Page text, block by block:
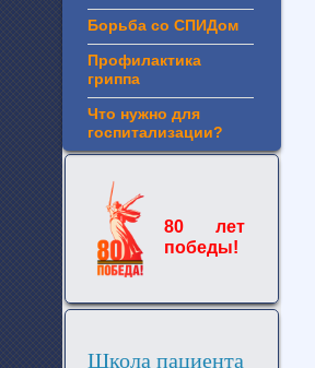
Борьба со СПИДом
Профилактика
гриппа
Что нужно для
госпитализации?
80 лет
победы!
Школа пациента